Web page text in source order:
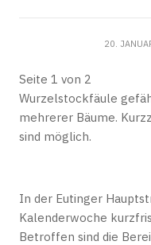
20.
Seite 1 von 2
Wurzelstockfäule
mehrerer Bäume.
sind möglich.
In der Eutinger
Kalenderwoche
Betroffen sind die